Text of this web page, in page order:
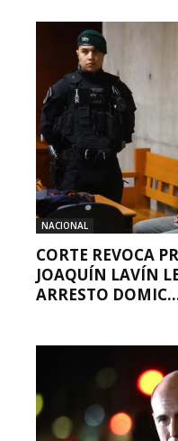
NACIONAL
CORTE REVOCA
JOAQUÍN LAVÍN
ARRESTO